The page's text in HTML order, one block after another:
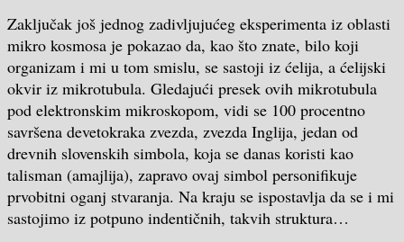
Zaključak još jednog zadivljujućeg eksperimenta iz oblasti
mikro kosmosa je pokazao da, kao što znate, bilo koji
organizam i mi u tom smislu, se sastoji iz ćelija, a ćelijski
okvir iz mikrotubula. Gledajući presek ovih mikrotubula
pod elektronskim mikroskopom, vidi se 100 procentno
savršena devetokraka zvezda, zvezda Inglija, jedan od
drevnih slovenskih simbola, koja se danas koristi kao
talisman (amajlija), zapravo ovaj simbol personifikuje
prvobitni oganj stvaranja. Na kraju se ispostavlja da se i mi
sastojimo iz potpuno indentičnih, takvih struktura…